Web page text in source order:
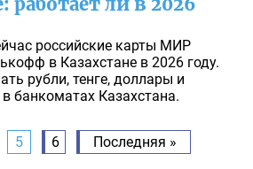
российские карты МИР
в Казахстане в 2026 году.
рубли, тенге, доллары и
банкоматах Казахстана.
5 6 Последняя »